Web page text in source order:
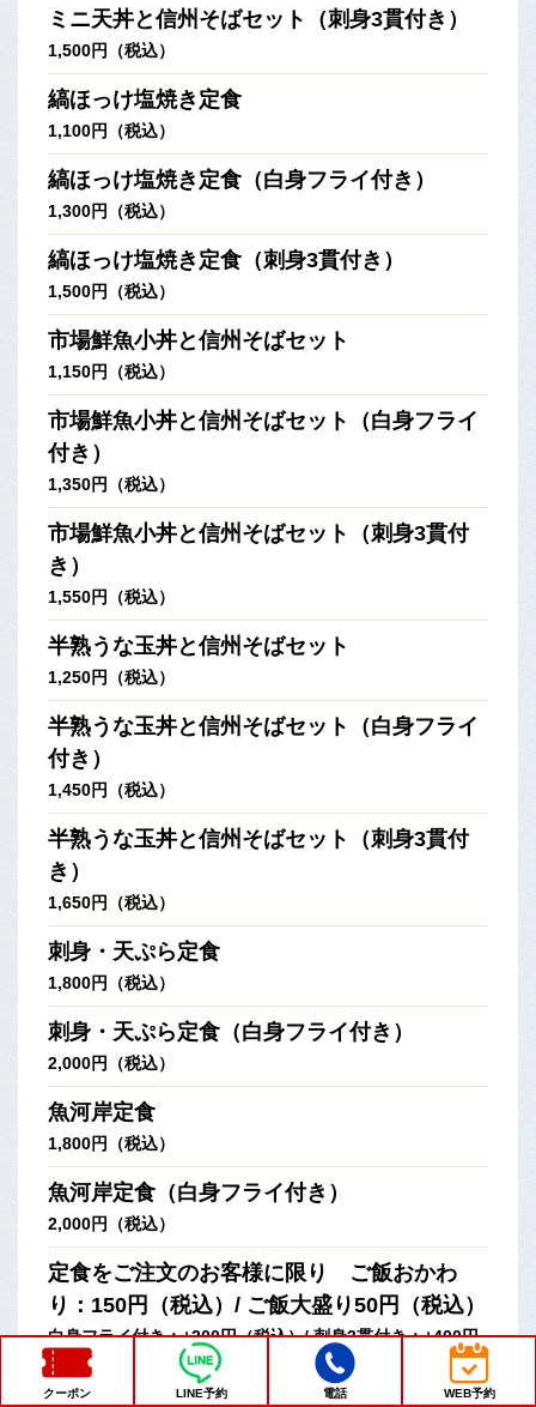
ミニ天丼と信州そばセット（刺身3貫付き）
1,500円（税込）
縞ほっけ塩焼き定食
1,100円（税込）
縞ほっけ塩焼き定食（白身フライ付き）
1,300円（税込）
縞ほっけ塩焼き定食（刺身3貫付き）
1,500円（税込）
市場鮮魚小丼と信州そばセット
1,150円（税込）
市場鮮魚小丼と信州そばセット（白身フライ
付き）
1,350円（税込）
市場鮮魚小丼と信州そばセット（刺身3貫付
き）
1,550円（税込）
半熟うな玉丼と信州そばセット
1,250円（税込）
半熟うな玉丼と信州そばセット（白身フライ
付き）
1,450円（税込）
半熟うな玉丼と信州そばセット（刺身3貫付
き）
1,650円（税込）
刺身・天ぷら定食
1,800円（税込）
刺身・天ぷら定食（白身フライ付き）
2,000円（税込）
魚河岸定食
1,800円（税込）
魚河岸定食（白身フライ付き）
2,000円（税込）
定食をご注文のお客様に限り ご飯おかわ
り：150円（税込）/ ご飯大盛り50円（税込）
白身フライ付き：+200円（税込）/ 刺身3貫付き：+400円
（税込）
クーポン LINE予約 電話 WEB予約